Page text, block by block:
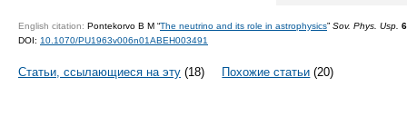
English citation: Pontekorvo B M “The neutrino and its role in astrophysics” Sov. Phys. Usp. 6
DOI: 10.1070/PU1963v006n01ABEH003491
Статьи, ссылающиеся на эту (18) Похожие статьи (20)